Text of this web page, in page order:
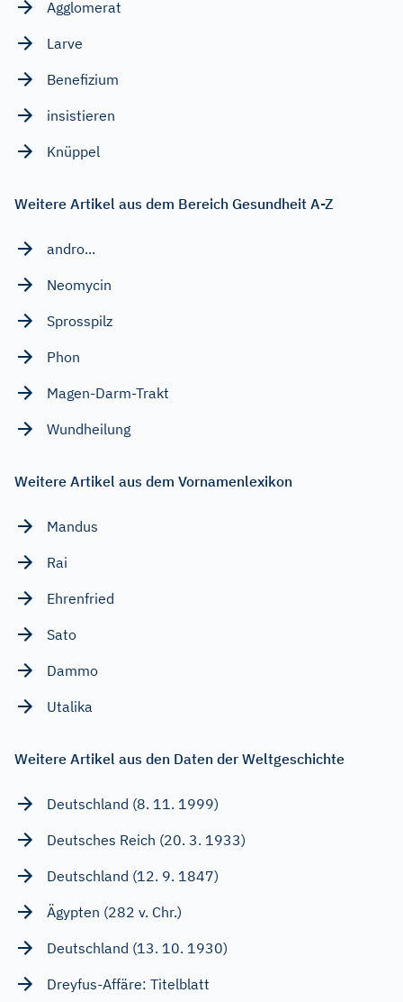
Agglomerat
Larve
Benefizium
insistieren
Knüppel
Weitere Artikel aus dem Bereich Gesundheit A-Z
andro...
Neomycin
Sprosspilz
Phon
Magen-Darm-Trakt
Wundheilung
Weitere Artikel aus dem Vornamenlexikon
Mandus
Rai
Ehrenfried
Sato
Dammo
Utalika
Weitere Artikel aus den Daten der Weltgeschichte
Deutschland (8. 11. 1999)
Deutsches Reich (20. 3. 1933)
Deutschland (12. 9. 1847)
Ägypten (282 v. Chr.)
Deutschland (13. 10. 1930)
Dreyfus-Affäre: Titelblatt